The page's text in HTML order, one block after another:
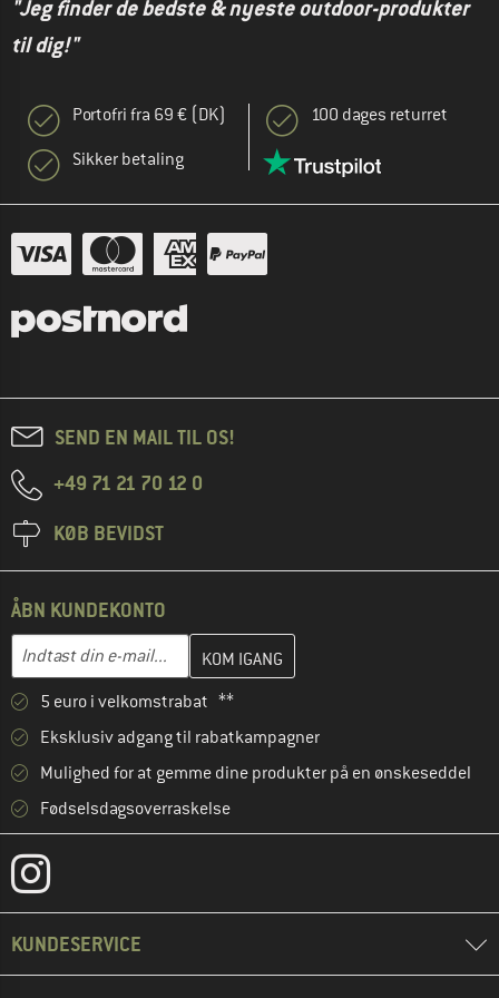
"Jeg finder de bedste & nyeste outdoor-produkter
til dig!"
Portofri fra 69 € (DK)
Sikker betaling
100 dages returret
SEND EN MAIL TIL OS!
+49 71 21 70 12 0
KØB BEVIDST
ÅBN KUNDEKONTO
E-mail-adresse
Indtast din e-mailadresse her, og opret i næste trin din
5 euro i velkomstrabat **
Eksklusiv adgang til rabatkampagner
Mulighed for at gemme dine produkter på en ønskeseddel
Fødselsdagsoverraskelse
KUNDESERVICE